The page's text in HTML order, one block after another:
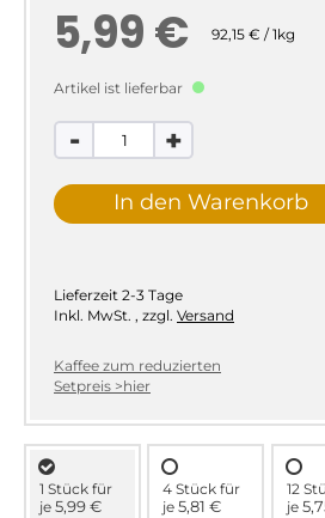
5,99 € 92,15 € / 1kg
Artikel ist lieferbar
- +
In den Warenkorb
Lieferzeit 2-3 Tage
Inkl. MwSt. , zzgl. Versand
Kaffee zum reduzierten
Setpreis >hier
1 Stück für
je 5,99 €
4 Stück für
je5,81 €
12
je